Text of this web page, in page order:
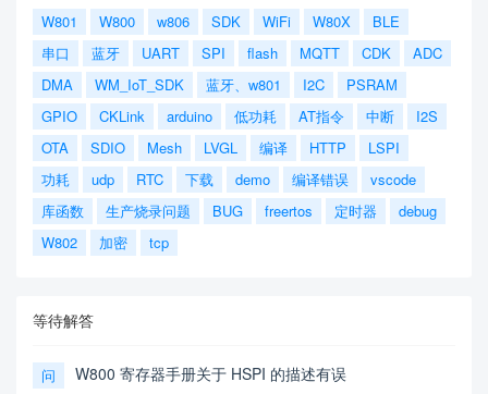
W801 W800 w806 SDK WiFi W80X
BLE
串口
蓝牙 UART SPI flash MQTT CDK
ADC
DMA
WM_IoT_SDK 蓝牙、w801 I2C
PSRAM
GPIO
CKLink arduino 低功耗 AT指令 中断
I2S
OTA
SDIO Mesh LVGL 编译 HTTP
LSPI
功耗
udp RTC 下载 demo 编译错误
vscode
库函数
生产烧录问题 BUG freertos 定时器
debug
W802
加密 tcp
等待解答
问 W800 寄存器手册关于 HSPI 的描述有误